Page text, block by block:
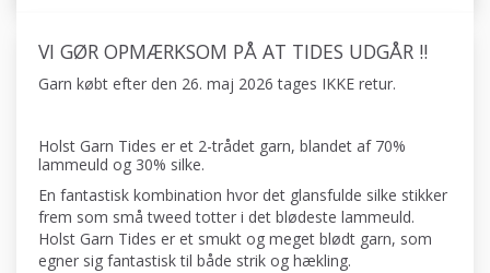
VI GØR OPMÆRKSOM PÅ AT TIDES UDGÅR !!
Garn købt efter den 26. maj 2026 tages IKKE retur.
Holst Garn Tides er et 2-trådet garn, blandet af 70%
lammeuld og 30% silke.
En fantastisk kombination hvor det glansfulde silke stikker
frem som små tweed totter i det blødeste lammeuld.
Holst Garn Tides er et smukt og meget blødt garn, som
egner sig fantastisk til både strik og hækling.